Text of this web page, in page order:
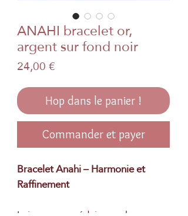
ANAHI bracelet or,
argent sur fond noir
24,00 €
Hop dans le panier !
Commander et payer
Bracelet Anahi – Harmonie et
Raffinement